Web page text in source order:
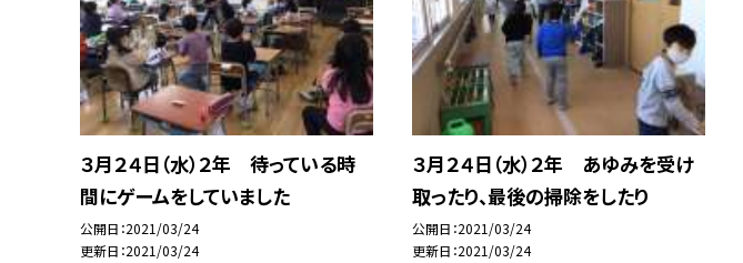
３月２４日（水）２年 待っている時
間にゲームをしていました
公開日 2021/03/24
更新日 2021/03/24
３月２４日（水）２年 あゆみを受け
取ったり、最後の掃除をしたり
公開日 2021/03/24
更新日 2021/03/24